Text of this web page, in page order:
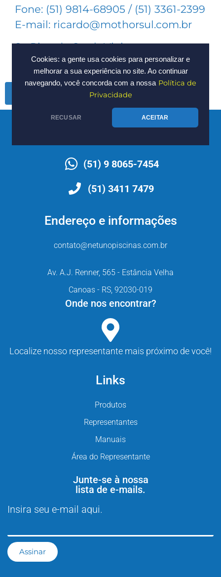
Cookies: a gente usa cookies para personalizar e
melhorar a sua experiência no site. Ao continuar
navegando, você concorda com a nossa Política de
Privacidade
RECUSAR ACEITAR
Fone: (51) 9814-68905 / (51) 3361-2399
E-mail: ricardo@mothorsul.com.br
Sr. Ricardo Streb Vieira
Entre em contato agora
(51) 9 8065-7454
(51) 3411 7479
Endereço e informações
contato@netunopiscinas.com.br
Av. A.J. Renner, 565 - Estância Velha
Canoas - RS, 92030-019
Onde nos encontrar?
Localize nosso representante mais próximo de você!
Links
Produtos
Representantes
Manuais
Área do Representante
Junte-se à nossa
lista de e-mails.
Insira seu e-mail aqui.
Assinar